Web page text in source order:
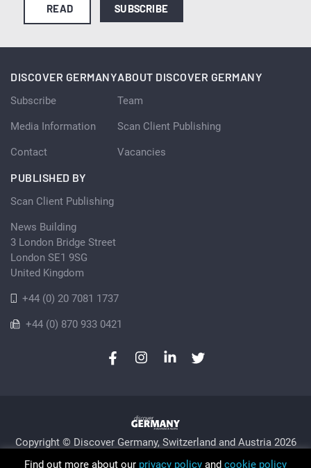
READ SUBSCRIBE
DISCOVER GERMANY
Subscribe
Media Information
Contact
ABOUT DISCOVER GERMANY
Team
Scan Client Publishing
Vacancies
PUBLISHED BY
Scan Client Publishing
News Building
3 London Bridge Street
London SE1 9SG
United Kingdom
+44 (0) 20 7081 1737
+44 (0) 870 933 0421
Copyright © Discover Germany, Switzerland and Austria 2026
Sitemap
Find out more about our privacy policy and cookie policy